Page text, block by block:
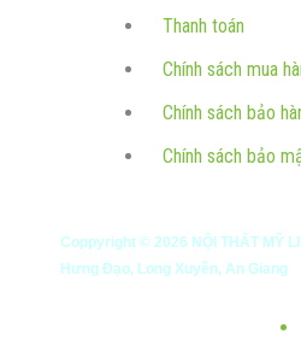
Thanh toán
Chính sách mua
Chính sách bảo
Chính sách bảo
Coppyright © 2026 NỘI THẤT MỸ
Hưng Đạo, Long Xuyên, An Giang